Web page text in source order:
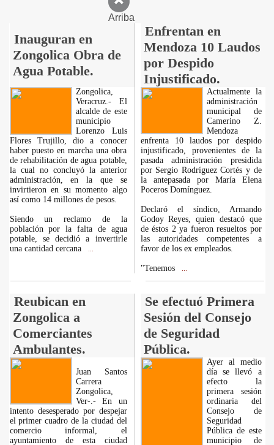
Arriba
Inauguran en
Zongolica Obra de
Agua Potable.
Enfrentan en
Mendoza 10 Laudos
por Despido
Injustificado.
Zongolica,
Veracruz.- El
alcalde de este
municipio
Lorenzo Luis
Flores Trujillo, dio a conocer
haber puesto en marcha una obra
de rehabilitación de agua potable,
la cual no concluyó la anterior
administración, en la que se
invirtieron en su momento algo
así como 14 millones de pesos.
Siendo un reclamo de la
población por la falta de agua
potable, se decidió a invertirle
una cantidad cercana
Actualmente la
administración
municipal de
Camerino Z.
Mendoza
enfrenta 10 laudos por despido
injustificado, provenientes de la
pasada administración presidida
por Sergio Rodríguez Cortés y de
la antepasada por María Elena
Poceros Domínguez.
Declaró el síndico, Armando
Godoy Reyes, quien destacó que
de éstos 2 ya fueron resueltos por
las autoridades competentes a
favor de los ex empleados.
"Tenemos
Reubican en
Zongolica a
Comerciantes
Ambulantes.
Se efectuó Primera
Sesión del Consejo
de Seguridad
Pública.
Juan Santos
Carrera
Zongolica,
Ver-.- En un
intento desesperado por despejar
el primer cuadro de la ciudad del
comercio informal, el
ayuntamiento de esta ciudad
Ayer al medio
día se llevó a
efecto la
primera sesión
ordinaria del
Consejo de
Seguridad
Pública de este
municipio de